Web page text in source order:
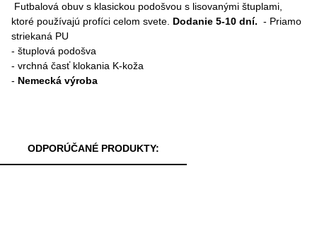
Futbalová obuv s klasickou podošvou s lisovanými štuplami,
ktoré používajú profíci celom svete. Dodanie 5-10 dní. - Priamo
striekaná PU
- štuplová podošva
- vrchná časť klokania K-koža
- Nemecká výroba
ODPORÚČANÉ PRODUKTY: